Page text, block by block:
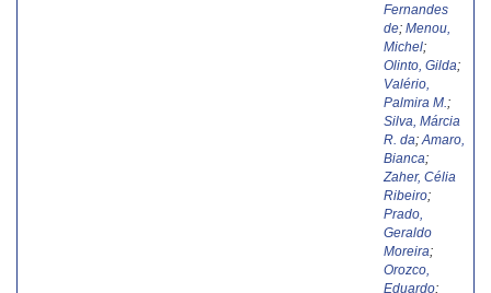
Fernandes
de; Menou,
Michel;
Olinto, Gilda;
Valério,
Palmira M. ;
Silva, Márcia
R. da; Amaro,
Bianca;
Zaher, Célia
Ribeiro;
Prado,
Geraldo
Moreira;
Orozco,
Eduardo;